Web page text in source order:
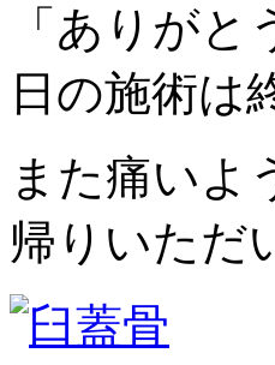
「ありが
日の施術は
また痛いよ
帰りいただ